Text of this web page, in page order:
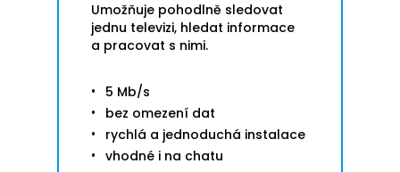
Umožňuje pohodlně sledovat
jednu televizi, hledat informace
a pracovat s nimi.
5 Mb/s
bez omezení dat
rychlá a jednoduchá instalace
vhodné i na chatu